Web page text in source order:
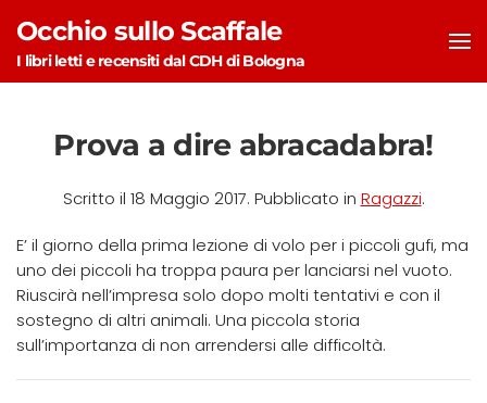
Skip to main content
Occhio sullo Scaffale
I libri letti e recensiti dal CDH di Bologna
Prova a dire abracadabra!
Scritto il 18 Maggio 2017. Pubblicato in Ragazzi.
E’ il giorno della prima lezione di volo per i piccoli gufi, ma
uno dei piccoli ha troppa paura per lanciarsi nel vuoto.
Riuscirà nell’impresa solo dopo molti tentativi e con il
sostegno di altri animali. Una piccola storia
sull’importanza di non arrendersi alle difficoltà.